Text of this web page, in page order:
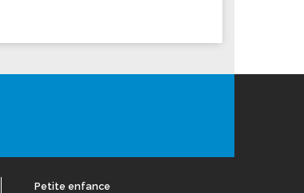
Petite enfance